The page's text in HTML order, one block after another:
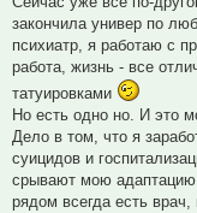
закончила универ по
психиатр, я работаю с
работа, жизнь - все
татуировками
Но есть одно но. И это
Дело в том, что я
суицидов и
срывают мою
рядом всегда есть